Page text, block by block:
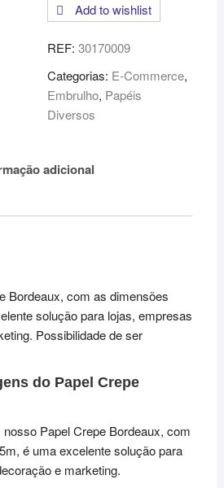
Crepe
-
50x250cm
Add to wishlist
REF:30170009
Categorias: E-Commerce,
Embrulho, Papéis
Diversos
adicional
Bordeaux, com as dimensões
solução para lojas, empresas
Possibilidade de ser
do Papel Crepe
Papel Crepe Bordeaux, com
é uma excelente solução para
e marketing.